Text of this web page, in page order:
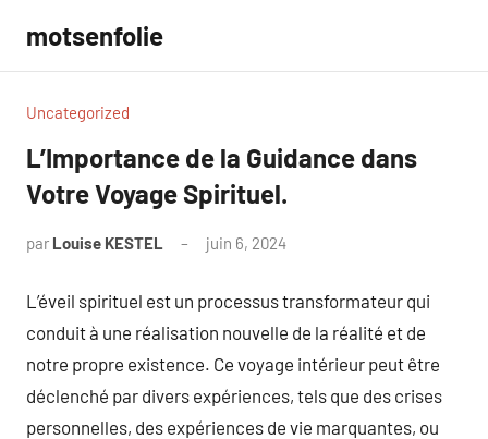
contenu
motsenfolie
Uncategorized
L’Importance de la Guidance dans
Votre Voyage Spirituel.
par Louise KESTEL juin 6, 2024
L’éveil spirituel est un processus transformateur qui
conduit à une réalisation nouvelle de la réalité et de
notre propre existence. Ce voyage intérieur peut être
déclenché par divers expériences, tels que des crises
personnelles, des expériences de vie marquantes, ou